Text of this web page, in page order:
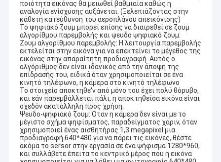
ποιότητα εικόνας θα μειωθεί βαθμιαία καθώς η
αναλογία ενίσχυσης αυξάνεται. (Ξελεπιάζοντας στην
κάθετη κατεύθυνση του αεροπλάνου απεικόνισης)
Το ψηφιακό ζουμ μπορεί επίσης να διαιρεθεί σε ζουμ
αλγορίθμου παρεμβολής και ψευδο ψηφιακό ζουμ:
Ζουμ αλγορίθμου παρεμβολής: Η λειτουργία παρεμβολής
εκτελείται στην εικόνα για να επεκτείνει το μέγεθος της
εικόνας στην απαραίτητη προδιαγραφή. Αυτός ο
αλγόριθμος δεν είναι ιδανικός από την άποψη της
επίδρασής του, ειδικά όταν χρησιμοποιείται σε ένα
κινητό τηλέφωνο, η κάμερα στο κινητό τηλέφωνο
Το στοιχείο αποκτηθε'ν από μόνο του έχει πολύ θόρυβο,
και εάν παρεμβάλλεται πάλι, η αποκτηθείσα εικόνα είναι
σχεδόν ακατάλληλη προς χρήση.
Ψευδο-ψηφιακό ζουμ: Όταν η κάμερα δεν είναι με το
μέγιστο σχήμα ψηφίσματος, παραδείγματος χάριν, όταν
χρησιμοποιεί ένας αισθητήρας 1,3 megapixel μια
προδιαγραφή 640*480 για να πάρει τις εικόνες, θέστε
ακόμα το sersor στην εργασία σε ένα ψήφισμα 1280*960,
και συλλάβετε έπειτα το κεντρικό μέρος που η εικόνα